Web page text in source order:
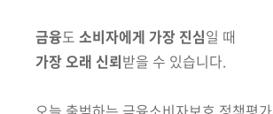
금융도 소비자에게 가장 진심일 때
가장 오래 신뢰받을 수 있습니다.